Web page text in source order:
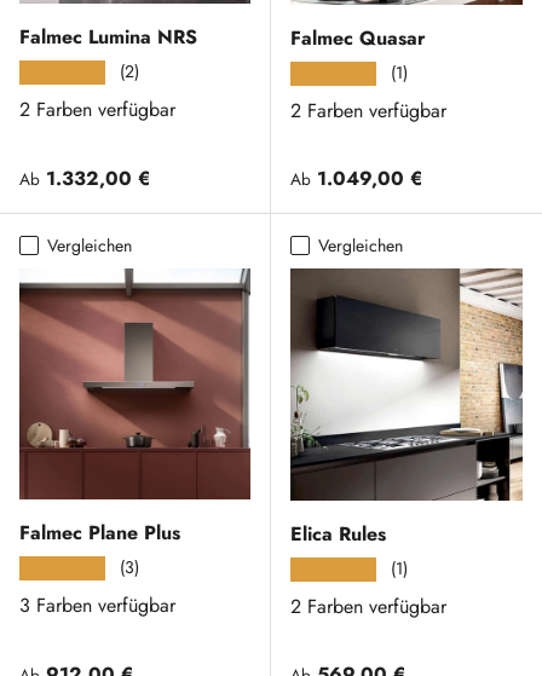
Falmec Lumina NRS
(2)
2 Farben verfügbar
Normaler Preis
Ab 1.332,00 €
Falmec Quasar
(1)
2 Farben verfügbar
Normaler Preis
Ab 1.049,00 €
Vergleichen
Falmec Plane Plus
(3)
3 Farben verfügbar
Vergleichen
Elica Rules
(1)
2 Farben verfügbar